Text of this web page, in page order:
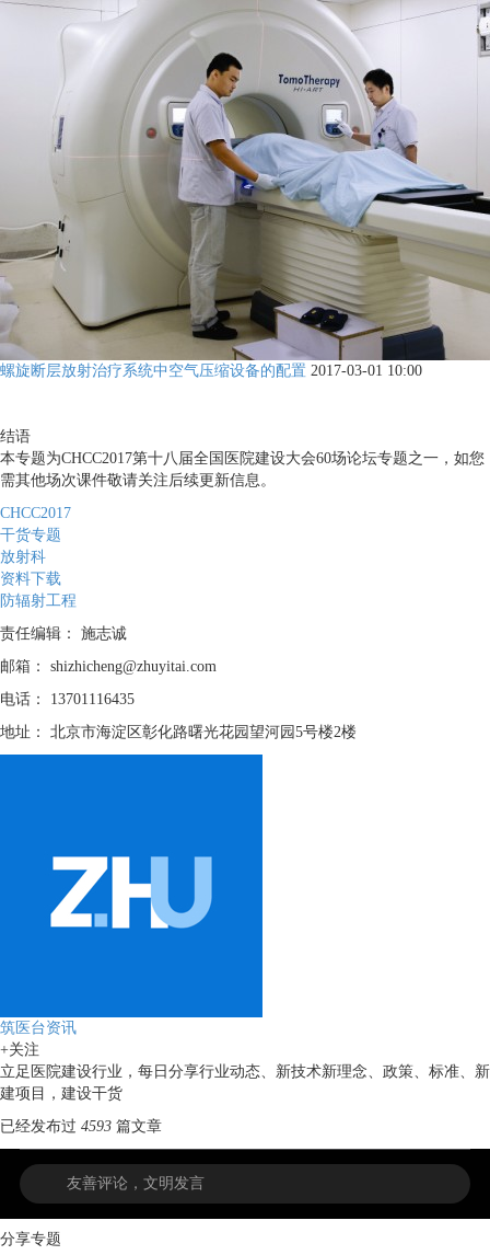
螺旋断层放射治疗系统中空气压缩设备的配置 2017-03-01 10:00
结语
本专题为CHCC2017第十八届全国医院建设大会60场论坛专题之一，如您
需其他场次课件敬请关注后续更新信息。
CHCC2017
干货专题
放射科
资料下载
防辐射工程
责任编辑： 施志诚
邮箱： shizhicheng@zhuyitai.com
电话： 13701116435
地址： 北京市海淀区彰化路曙光花园望河园5号楼2楼
筑医台资讯
+关注
立足医院建设行业，每日分享行业动态、新技术新理念、政策、标准、新
建项目，建设干货
已经发布过 4593 篇文章
分享专题